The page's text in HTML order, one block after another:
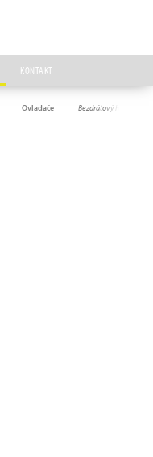
KONTAKT
Ovladače Bezdrátový herní